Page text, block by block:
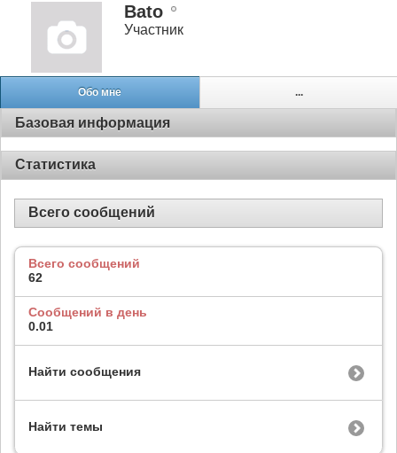
Bato
Участник
Обо мне ...
Базовая информация
Статистика
Всего сообщений
Всего сообщений
62
Сообщений в день
0.01
Найти сообщения
Найти темы